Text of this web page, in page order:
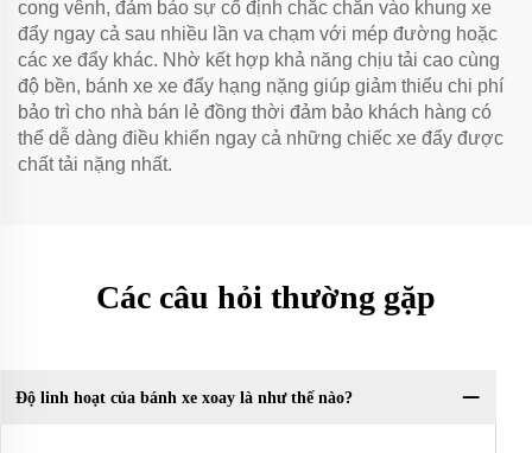
cong vênh, đảm bảo sự cố định chắc chắn vào khung xe
đẩy ngay cả sau nhiều lần va chạm với mép đường hoặc
các xe đẩy khác. Nhờ kết hợp khả năng chịu tải cao cùng
độ bền, bánh xe xe đẩy hạng nặng giúp giảm thiểu chi phí
bảo trì cho nhà bán lẻ đồng thời đảm bảo khách hàng có
thể dễ dàng điều khiển ngay cả những chiếc xe đẩy được
chất tải nặng nhất.
Các câu hỏi thường gặp
Độ linh hoạt của bánh xe xoay là như thế nào?